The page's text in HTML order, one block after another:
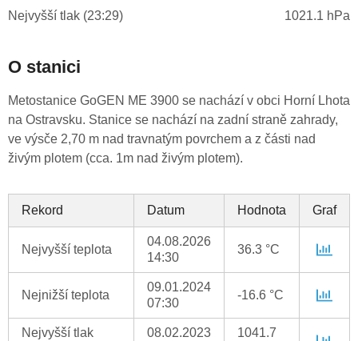
Nejvyšší tlak (23:29) 1021.1 hPa
O stanici
Metostanice GoGEN ME 3900 se nachází v obci Horní Lhota
na Ostravsku. Stanice se nachází na zadní straně zahrady,
ve výsče 2,70 m nad travnatým povrchem a z části nad
živým plotem (cca. 1m nad živým plotem).
Rekord Datum Hodnota Graf
Nejvyšší teplota
04.08.2026
14:30
36.3 °C
Nejnižší teplota
09.01.2024
07:30
-16.6 °C
Nejvyšší tlak
08.02.2023
1041.7